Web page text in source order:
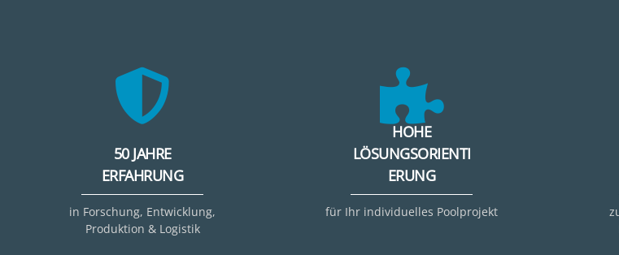
50 JAHRE
ERFAHRUNG
in Forschung, Entwicklung,
Produktion & Logistik
HOHE
LÖSUNGSORIENTI
ERUNG
für Ihr individuelles Poolprojekt